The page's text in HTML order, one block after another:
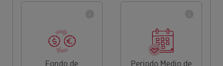
Fondo de
Periodo Medio de